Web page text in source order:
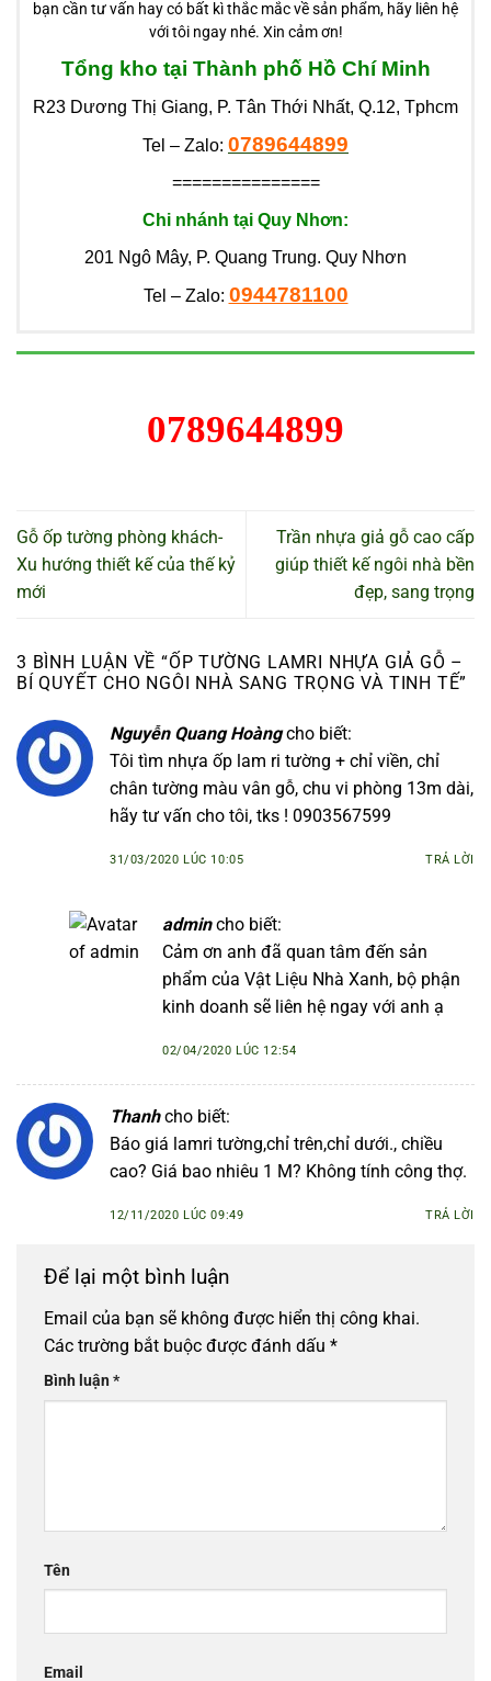
bạn cần tư vấn hay có bất kì thắc mắc về sản phẩm, hãy liên hệ
với tôi ngay nhé. Xin cảm ơn!
Tổng kho tại Thành phố Hồ Chí Minh
R23 Dương Thị Giang, P. Tân Thới Nhất, Q.12, Tphcm
Tel – Zalo: 0789644899
===============
Chi nhánh tại Quy Nhơn:
201 Ngô Mây, P. Quang Trung. Quy Nhơn
Tel – Zalo: 0944781100
0789644899
Gỗ ốp tường phòng khách-
Xu hướng thiết kế của thế kỷ
mới
Trần nhựa giả gỗ cao cấp
giúp thiết kế ngôi nhà bền
đẹp, sang trọng
3 BÌNH LUẬN VỀ “ỐP TƯỜNG LAMRI NHỰA GIẢ GỖ –
BÍ QUYẾT CHO NGÔI NHÀ SANG TRỌNG VÀ TINH TẾ”
Nguyễn Quang Hoàng cho biết:
Tôi tìm nhựa ốp lam ri tường + chỉ viền, chỉ
chân tường màu vân gỗ, chu vi phòng 13m dài,
hãy tư vấn cho tôi, tks ! 0903567599
31/03/2020 LÚC 10:05 TRẢ LỜI
admin cho biết:
Cảm ơn anh đã quan tâm đến sản
phẩm của Vật Liệu Nhà Xanh, bộ phận
kinh doanh sẽ liên hệ ngay với anh ạ
02/04/2020 LÚC 12:54
Thanh cho biết:
Báo giá lamri tường,chỉ trên,chỉ dưới., chiều
cao? Giá bao nhiêu 1 M? Không tính công thợ.
12/11/2020 LÚC 09:49 TRẢ LỜI
Để lại một bình luận
Email của bạn sẽ không được hiển thị công khai.
Các trường bắt buộc được đánh dấu *
Bình luận*
Tên
Email